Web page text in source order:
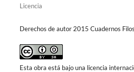
Licencia
Derechos de autor 2015 Cuadernos
Esta obra está bajo una licencia